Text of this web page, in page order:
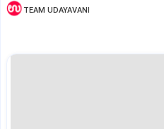
TEAM UDAYAVANI